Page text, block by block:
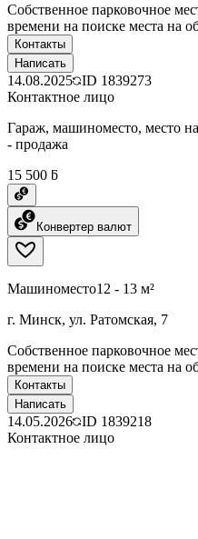
Собственное парковочное
времени на поиске места на
Контакты
Написать
14.08.2025 ID 1839273
Контактное лицо
Гараж, машиноместо, место
- продажа
15 500 ƃ
Конвертер валют
Машиноместо12 - 13 м²
г. Минск, ул. Ратомская, 7
Собственное парковочное
времени на поиске места на
Контакты
Написать
14.05.2026 ID 1839218
Контактное лицо